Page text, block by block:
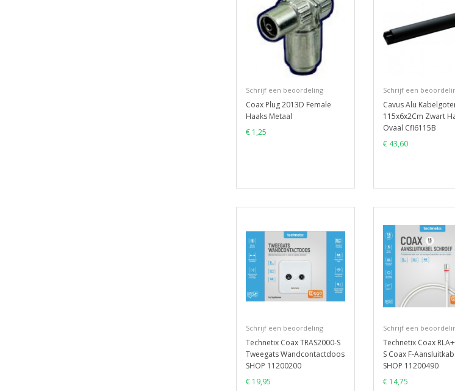
Schrijf een beoordeling
Coax Plug 2013D Female
Haaks Metaal
€ 1,25
Schrijf een
Cavus Alu
115x6x2Cm Zwart
Ovaal Cfl6115B
€ 43,60
Schrijf een beoordeling
Technetix Coax TRAS2000-S
Tweegats Wandcontactdoos
SHOP 11200200
€ 19,95
Schrijf een
Technetix Coax
S Coax F-
SHOP 11200490
€ 14,75